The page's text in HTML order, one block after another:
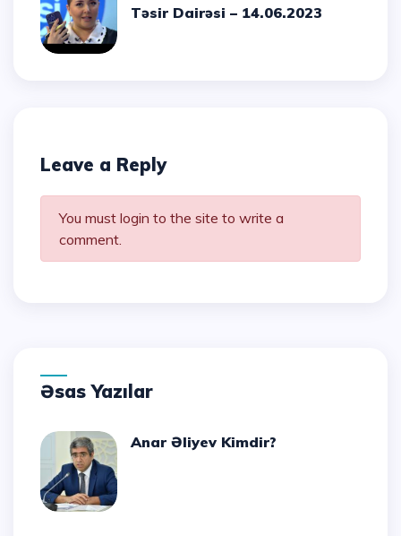
Təsir Dairəsi – 14.06.2023
Leave a Reply
You must login to the site to write a
comment.
Əsas Yazılar
Anar Əliyev Kimdir?